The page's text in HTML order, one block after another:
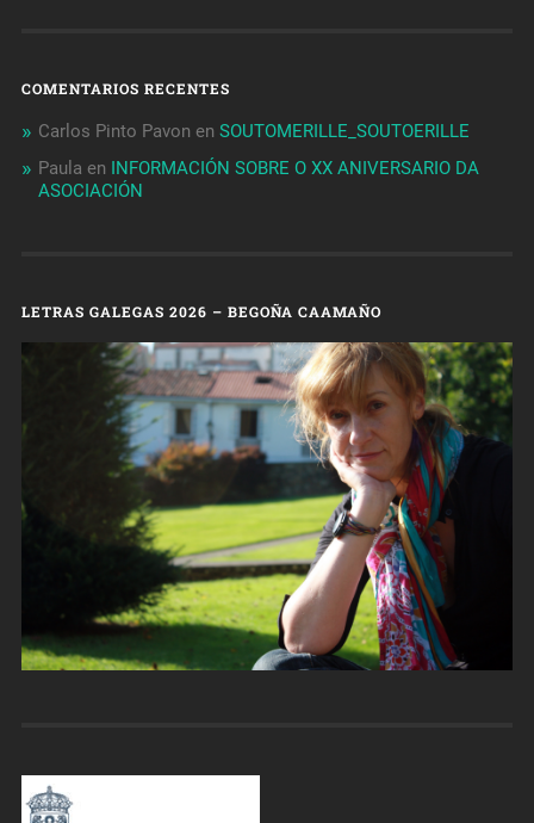
COMENTARIOS RECENTES
Carlos Pinto Pavon en SOUTOMERILLE_SOUTOERILLE
Paula en INFORMACIÓN SOBRE O XX ANIVERSARIO DA
ASOCIACIÓN
LETRAS GALEGAS 2026 – BEGOÑA CAAMAÑO